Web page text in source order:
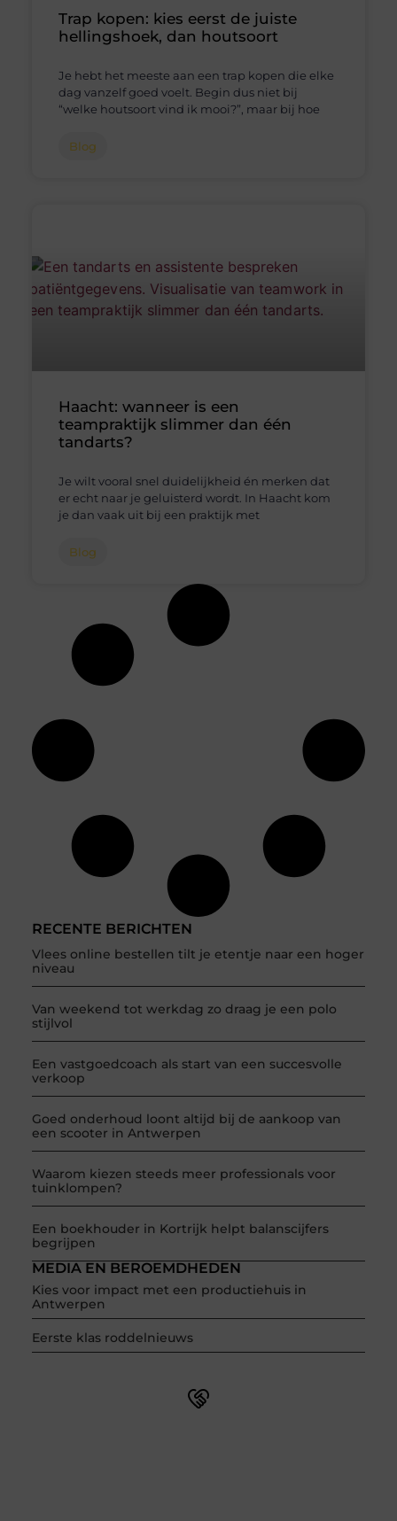
RECENTE BERICHTEN
Vlees online bestellen tilt je etentje naar een hoger
niveau
Van weekend tot werkdag zo draag je een polo
stijlvol
Een vastgoedcoach als start van een succesvolle
verkoop
Goed onderhoud loont altijd bij de aankoop van
een scooter in Antwerpen
Waarom kiezen steeds meer professionals voor
tuinklompen?
Een boekhouder in Kortrijk helpt balanscijfers
begrijpen
MEDIA EN BEROEMDHEDEN
Kies voor impact met een productiehuis in
Antwerpen
Eerste klas roddelnieuws
Trap kopen: kies eerst de juiste
hellingshoek, dan houtsoort
Je hebt het meeste aan een trap kopen die elke
dag vanzelf goed voelt. Begin dus niet bij
“welke houtsoort vind ik mooi?”, maar bij hoe
Blog
Haacht: wanneer is een
teampraktijk slimmer dan één
tandarts?
Je wilt vooral snel duidelijkheid én merken dat
er echt naar je geluisterd wordt. In Haacht kom
je dan vaak uit bij een praktijk met
Blog